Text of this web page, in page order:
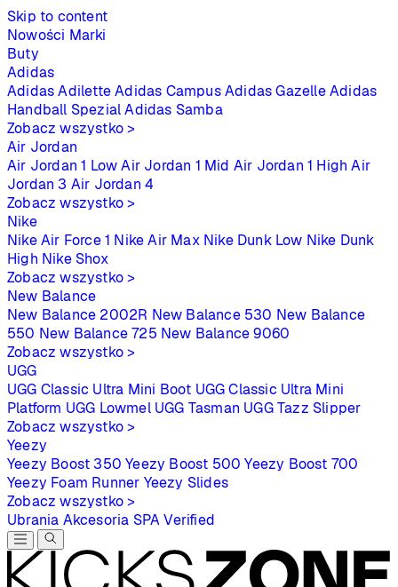
Skip to content
Nowości Marki
Buty
Adidas
Adidas Adilette Adidas Campus Adidas Gazelle Adidas
Handball Spezial Adidas Samba
Zobacz wszystko >
Air Jordan
Air Jordan 1 Low Air Jordan 1 Mid Air Jordan 1 High Air
Jordan 3 Air Jordan 4
Zobacz wszystko >
Nike
Nike Air Force 1 Nike Air Max Nike Dunk Low Nike Dunk
High Nike Shox
Zobacz wszystko >
New Balance
New Balance 2002R New Balance 530 New Balance
550 New Balance 725 New Balance 9060
Zobacz wszystko >
UGG
UGG Classic Ultra Mini Boot UGG Classic Ultra Mini
Platform UGG Lowmel UGG Tasman UGG Tazz Slipper
Zobacz wszystko >
Yeezy
Yeezy Boost 350 Yeezy Boost 500 Yeezy Boost 700
Yeezy Foam Runner Yeezy Slides
Zobacz wszystko >
Ubrania Akcesoria SPAVerified